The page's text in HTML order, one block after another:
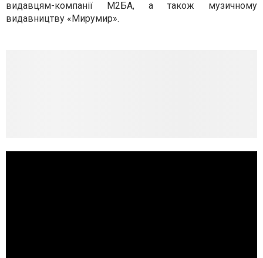
видавцям-компанії М2БА, а також музичному
видавництву «Мирумир».